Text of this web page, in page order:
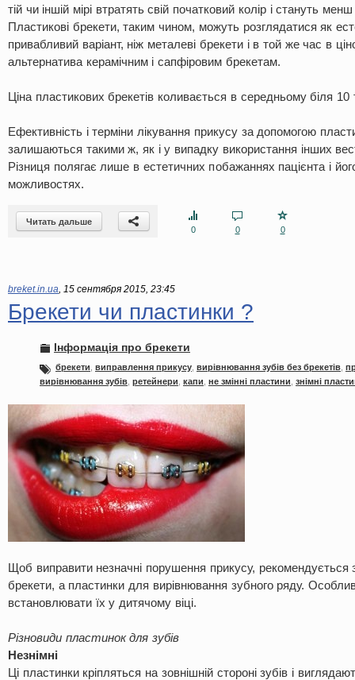
тій чи іншій мірі втратять свій початковий колір і стануть
Пластикові брекети, таким чином, можуть розглядатися як
привабливий варіант, ніж металеві брекети і в той же час в
альтернатива керамічним і сапфіровим брекетам.
Ціна пластикових брекетів коливається в середньому біля 10
Ефективність і терміни лікування прикусу за допомогою
залишаються такими ж, як і у випадку використання інших
Різниця полягає лише в естетичних побажаннях пацієнта і
можливостях.
Читать дальше
0
0 0
breket.in.ua, 15 сентября 2015, 23:45
Брекети чи пластинки ?
Інформація про брекети
брекети виправлення прикусу вирівнювання зубів без брекетів
вирівнювання зубів ретейнери капи не змінні пластини знімні
Щоб виправити незначні порушення прикусу, рекомендується
брекети, а пластинки для вирівнювання зубного ряду.
встановлювати їх у дитячому віці.
Різновиди пластинок для зубів
Незнімні
Ці пластинки кріпляться на зовнішній стороні зубів і